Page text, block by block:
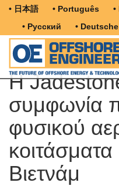
• 日本語 • Português
• Русский
• Deutsche
Η
συμφωνία
φυσικού
κοιτάσματα
Βιετνάμ